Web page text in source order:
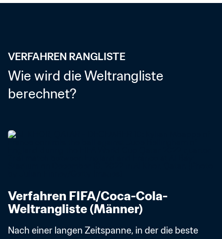
VERFAHREN RANGLISTE
Wie wird die Weltrangliste
berechnet?
Verfahren FIFA/Coca-Cola-
Weltrangliste (Männer)
Nach einer langen Zeitspanne, in der die beste